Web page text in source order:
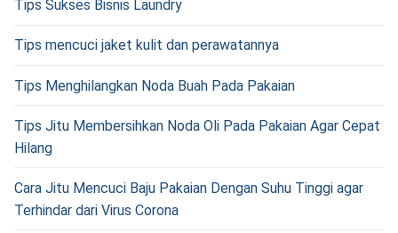
Tips Sukses Bisnis Laundry
Tips mencuci jaket kulit dan perawatannya
Tips Menghilangkan Noda Buah Pada Pakaian
Tips Jitu Membersihkan Noda Oli Pada Pakaian Agar Cepat
Hilang
Cara Jitu Mencuci Baju Pakaian Dengan Suhu Tinggi agar
Terhindar dari Virus Corona